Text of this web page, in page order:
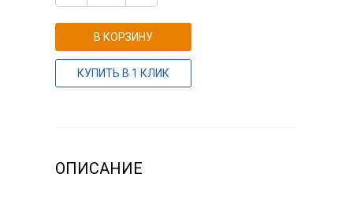
В КОРЗИНУ
КУПИТЬ В 1 КЛИК
ОПИСАНИЕ